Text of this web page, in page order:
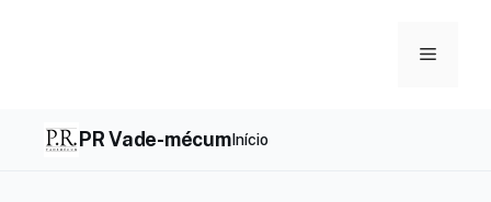
Menu
PR Vade-mécumInício